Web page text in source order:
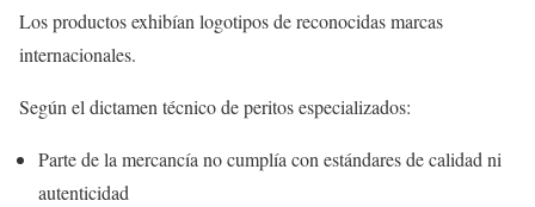
Los productos exhibían logotipos de reconocidas marcas
internacionales.
Según el dictamen técnico de peritos especializados:
Parte de la mercancía no cumplía con estándares de calidad ni
autenticidad